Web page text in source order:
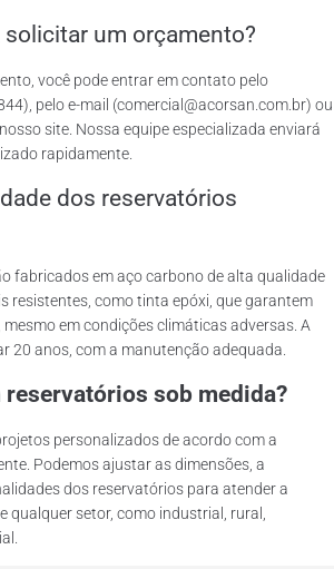
um orçamento?
você pode entrar em contato pelo
pelo e-mail (comercial@acorsan.com.br) ou
site. Nossa equipe especializada enviará
rapidamente.
dos reservatórios
fabricados em aço carbono de alta qualidade
resistentes, como tinta epóxi, que garantem
em condições climáticas adversas. A
20 anos, com a manutenção adequada.
sob medida?
personalizados de acordo com a
Podemos ajustar as dimensões, a
dos reservatórios para atender a
qualquer setor, como industrial, rural,